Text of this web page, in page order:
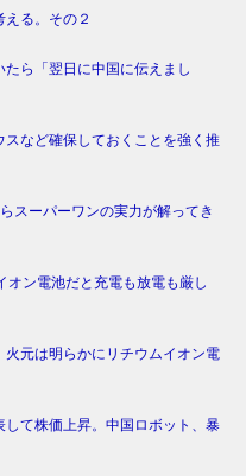
る。その２
ら「翌日に中国に伝えまし
など確保しておくことを強く推
スーパーワンの実力が解ってき
ン電池だと充電も放電も厳し
元は明らかにリチウムイオン電
て株価上昇。中国ロボット、暴